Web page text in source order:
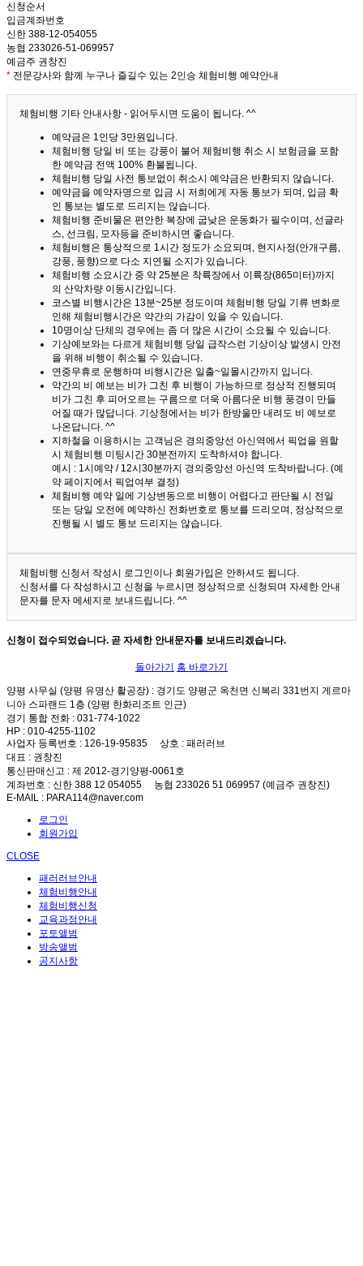
신청순서
입금계좌번호
신한 388-12-054055
농협 233026-51-069957
예금주 권창진
* 전문강사와 함께 누구나 즐길수 있는 2인승 체험비행 예약안내
체험비행 기타 안내사항 - 읽어두시면 도움이 됩니다. ^^
예약금은 1인당 3만원입니다.
체험비행 당일 비 또는 강풍이 불어 체험비행 취소 시 보험금을 포함
한 예약금 전액 100% 환불됩니다.
체험비행 당일 사전 통보없이 취소시 예약금은 반환되지 않습니다.
예약금을 예약자명으로 입금 시 저희에게 자동 통보가 되며, 입금 확
인 통보는 별도로 드리지는 않습니다.
체험비행 준비물은 편안한 복장에 굽낮은 운동화가 필수이며, 선글라
스, 선크림, 모자등을 준비하시면 좋습니다.
체험비행은 통상적으로 1시간 정도가 소요되며, 현지사정(안개구름,
강풍, 풍향)으로 다소 지연될 소지가 있습니다.
체험비행 소요시간 중 약 25분은 착륙장에서 이륙장(865미터)까지
의 산악차량 이동시간입니다.
코스별 비행시간은 13분~25분 정도이며 체험비행 당일 기류 변화로
인해 체험비행시간은 약간의 가감이 있을 수 있습니다.
10명이상 단체의 경우에는 좀 더 많은 시간이 소요될 수 있습니다.
기상예보와는 다르게 체험비행 당일 급작스런 기상이상 발생시 안전
을 위해 비행이 취소될 수 있습니다.
연중무휴로 운행하며 비행시간은 일출~일몰시간까지 입니다.
약간의 비 예보는 비가 그친 후 비행이 가능하므로 정상적 진행되며
비가 그친 후 피어오르는 구름으로 더욱 아름다운 비행 풍경이 만들
어질 때가 많답니다. 기상청에서는 비가 한방울만 내려도 비 예보로
나온답니다. ^^
지하철을 이용하시는 고객님은 경의중앙선 아신역에서 픽업을 원할
시 체험비행 미팅시간 30분전까지 도착하셔야 합니다.
예시 : 1시예약 / 12시30분까지 경의중앙선 아신역 도착바랍니다. (예
약 페이지에서 픽업여부 결정)
체험비행 예약 일에 기상변동으로 비행이 어렵다고 판단될 시 전일
또는 당일 오전에 예약하신 전화번호로 통보를 드리오며, 정상적으로
진행될 시 별도 통보 드리지는 않습니다.
체험비행 신청서 작성시 로그인이나 회원가입은 안하셔도 됩니다.
신청서를 다 작성하시고 신청을 누르시면 정상적으로 신청되며 자세한 안내
문자를 문자 메세지로 보내드립니다. ^^
신청이 접수되었습니다. 곧 자세한 안내문자를 보내드리겠습니다.
돌아가기 홈 바로가기
양평 사무실 (양평 유명산 활공장) : 경기도 양평군 옥천면 신복리 331번지 게르마
니아 스파랜드 1층 (양평 한화리조트 인근)
경기 통합 전화 : 031-774-1022
HP : 010-4255-1102
사업자 등록번호 : 126-19-95835 상호 : 패러러브
대표 : 권창진
통신판매신고 : 제 2012-경기양평-0061호
계좌번호 : 신한 388 12 054055 농협 233026 51 069957 (예금주 권창진)
E-MAIL : PARA114@naver.com
로그인
회원가입
CLOSE
패러러브안내
체험비행안내
체험비행신청
교육과정안내
포토앨범
방송앨범
공지사항